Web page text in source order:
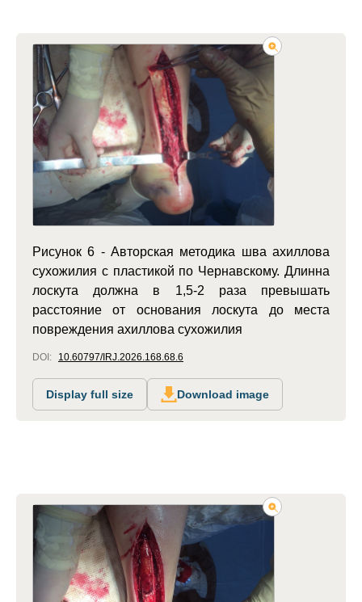
Рисунок 6 - Авторская методика шва ахиллова
сухожилия с пластикой по Чернавскому. Длинна
лоскута должна в 1,5-2 раза превышать
расстояние от основания лоскута до места
повреждения ахиллова сухожилия
DOI: 10.60797/IRJ.2026.168.68.6
Display full size Download image